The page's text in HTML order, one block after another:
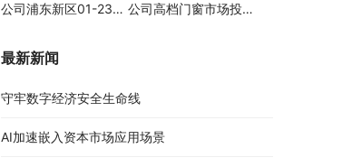
公司浦东新区01-23地 公司高档门窗市场投资
最新新闻
守牢数字经济安全生命线
AI加速嵌入资本市场应用场景